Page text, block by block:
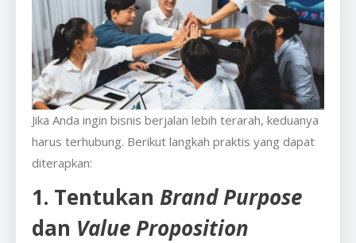
Jika Anda ingin bisnis berjalan lebih terarah, keduanya
harus terhubung. Berikut langkah praktis yang dapat
diterapkan:
1. Tentukan Brand Purpose
dan Value Proposition